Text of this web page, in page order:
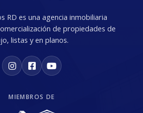
RD es una agencia inmobiliaria
de propiedades de
listas y en planos.
MIEMBROS DE